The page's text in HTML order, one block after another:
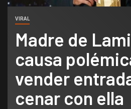
VIRAL
Madre de
causa
vender
cenar con ella